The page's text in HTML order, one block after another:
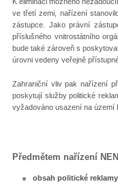
ve třetí zemi, nařízení
zástupce. Jako právní
příslušného vnitrostátního
bude také zároveň s
úrovni vedeny veřejně
Zahraniční vliv pak nařízení
poskytují služby politické
vyžadováno usazení na území
Předmětem nařízení
obsah politické reklamy